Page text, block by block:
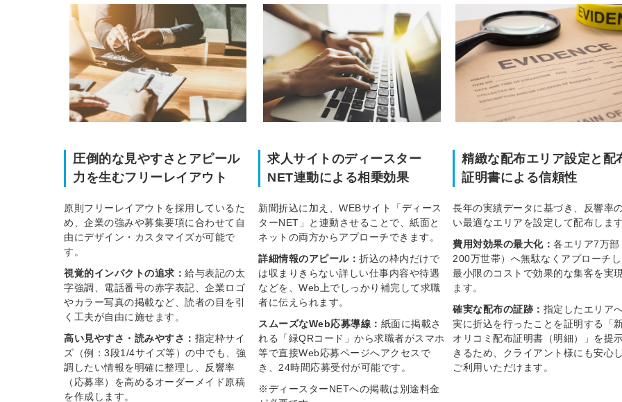
圧倒的な見やすさとアピール
力を生むフリーレイアウト
原則フリーレイアウトを採用しているた
め、企業の強みや募集要項に合わせて自
由にデザイン・カスタマイズが可能で
す。
視覚的インパクトの追求： 給与表記の太
字強調、電話番号の赤字表記、企業ロゴ
やカラー写真の掲載など、読者の目を引
く工夫が自由に施せます。
高い見やすさ・読みやすさ： 指定枠サイ
ズ（例：3段1/4サイズ等）の中でも、強
調したい情報を明確に整理し、反響率
（応募率）を高めるオーダーメイド原稿
を作成します。
求人サイトのディースター
NET連動による相乗効果
新聞折込に加え、WEBサイト「ディース
ターNET」と連動させることで、紙面と
ネットの両方からアプローチできます。
詳細情報のアピール： 折込の枠内だけで
は収まりきらない詳しい仕事内容や待遇
などを、Web上でしっかり補完して求職
者に伝えられます。
スムーズなWeb応募導線： 紙面に掲載さ
れる「緑QRコード」から求職者がスマホ
等で直接Web応募ページへアクセスで
き、24時間応募受付が可能です。
※ディースターNETへの掲載は別途料金
精緻な配布エリア設定と配
証明書による信頼性
長年の実績データに基づき、反響率
い最適なエリアを設定して配布します
費用対効果の最大化： 各エリア7万部
200万世帯）へ無駄なくアプローチし
最小限のコストで効果的な集客を実
ます。
確実な配布の証跡： 指定したエリア
実に折込を行ったことを証明する「
オリコミ配布証明書（明細）」を提
きるため、クライアント様にも安心
ご利用いただけます。
みんなの採用部があなたの許可
なく投稿することはありません
「自社の採用をよ
り良くしたい！」
という経営者や採
用担当者様のお役
に立てる情報を発
信してまいりま
す。